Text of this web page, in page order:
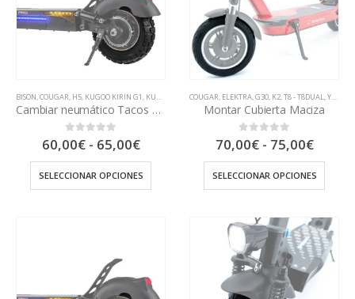
BISON,COUGAR, H5, KUGOO KIRIN G1, KUGOO KIRIN M4 ,RINO,SPEEDWAY, ROCKWAY Y CROSSOVER
Cambiar neumático Tacos con gel antipinchazos
0out of 5
60,00€ - 65,00€Rango
precios:
desde
60,00€
SELECCIONAR OPCIONES
COUGAR, ELEKTRA,G30, K2,T8 - T8DUAL,YOU-GO XL MAX
Montar Cubierta Maciza
0out of 5
70,00€ - 75,00€Rango
desde
SELECCIONAR OPCIONES